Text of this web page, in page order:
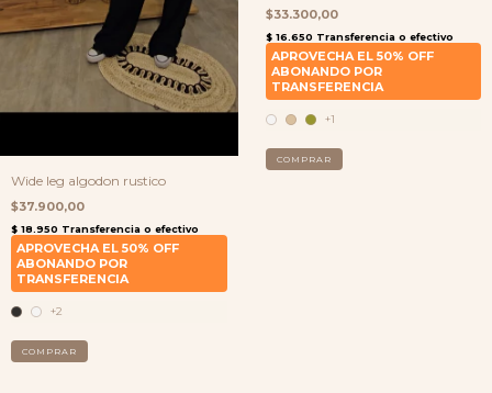
Wide leg algodon rustico
$37.900,00
+2
COMPRAR
$33.300,00
+1
COMPRAR